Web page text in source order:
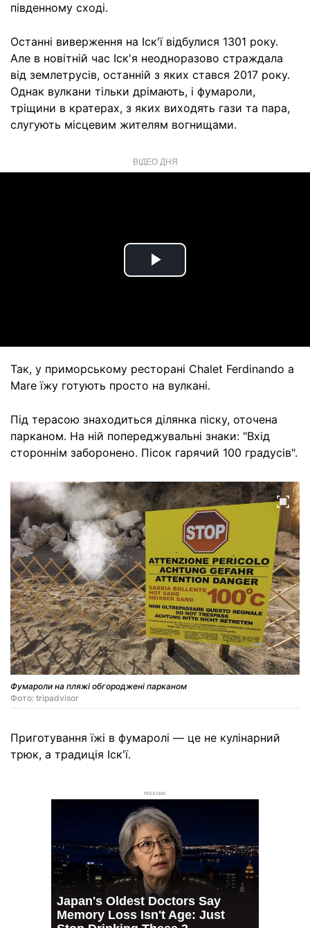
південному сході.
Останні виверження на Іск'ї відбулися 1301 року.
Але в новітній час Іск'я неодноразово страждала
від землетрусів, останній з яких стався 2017 року.
Однак вулкани тільки дрімають, і фумароли,
тріщини в кратерах, з яких виходять гази та пара,
слугують місцевим жителям вогнищами.
ВІДЕО ДНЯ
Play
Так, у приморському ресторані Chalet Ferdinando a
Mare їжу готують просто на вулкані.
Під терасою знаходиться ділянка піску, оточена
парканом. На ній попереджувальні знаки: "Вхід
стороннім заборонено. Пісок гарячий 100 градусів".
Фумароли на пляжі обгороджені парканом
Фото: tripadvisor
Приготування їжі в фумаролі — це не кулінарний
трюк, а традиція Іск'ї.
РЕКЛАМА